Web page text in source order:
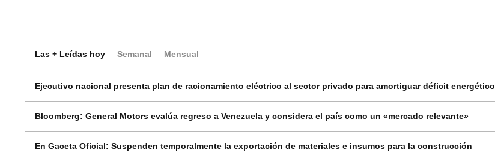
Las + Leídas hoy Semanal Mensual
Ejecutivo nacional presenta plan de racionamiento eléctrico al sector privado para amortiguar déficit energético
Bloomberg: General Motors evalúa regreso a Venezuela y considera el país como un «mercado relevante»
En Gaceta Oficial: Suspenden temporalmente la exportación de materiales e insumos para la construcción